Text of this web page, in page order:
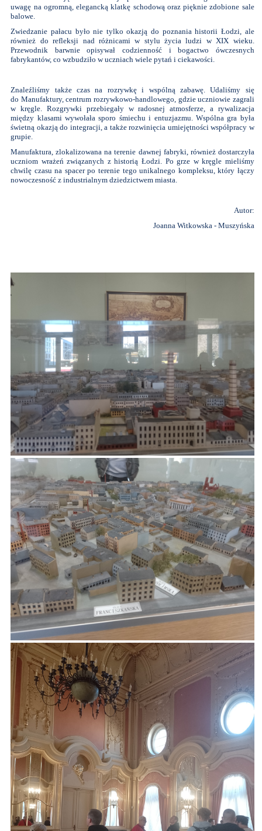
uwagę na ogromną, elegancką klatkę schodową oraz pięknie zdobione sale
balowe.
Zwiedzanie pałacu było nie tylko okazją do poznania historii Łodzi, ale
również do refleksji nad różnicami w stylu życia ludzi w XIX wieku.
Przewodnik barwnie opisywał codzienność i bogactwo ówczesnych
fabrykantów, co wzbudziło w uczniach wiele pytań i ciekawości.
Znaleźliśmy także czas na rozrywkę i wspólną zabawę. Udaliśmy się
do Manufaktury, centrum rozrywkowo-handlowego, gdzie uczniowie zagrali
w kręgle. Rozgrywki przebiegały w radosnej atmosferze, a rywalizacja
między klasami wywołała sporo śmiechu i entuzjazmu. Wspólna gra była
świetną okazją do integracji, a także rozwinięcia umiejętności współpracy w
grupie.
Manufaktura, zlokalizowana na terenie dawnej fabryki, również dostarczyła
uczniom wrażeń związanych z historią Łodzi. Po grze w kręgle mieliśmy
chwilę czasu na spacer po terenie tego unikalnego kompleksu, który łączy
nowoczesność z industrialnym dziedzictwem miasta.
Autor:
Joanna Witkowska - Muszyńska